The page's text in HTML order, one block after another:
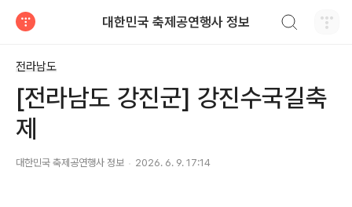
대한민국 축제공연행사 정보
전라남도
[전라남도 강진군] 강진수국길축
제
대한민국 축제공연행사 정보 2026. 6. 9. 17:14